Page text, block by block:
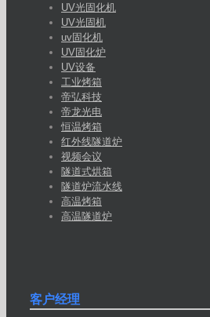
UV光固化机
UV光固机
uv固化机
UV固化炉
UV设备
工业烤箱
帝弘科技
帝龙光电
恒温烤箱
红外线隧道炉
视频会议
隧道式烘箱
隧道炉流水线
高温烤箱
高温隧道炉
客户经理